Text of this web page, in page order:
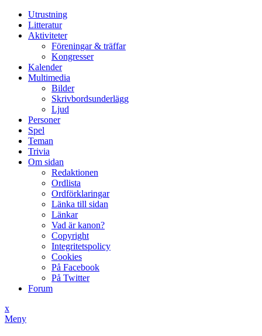
Utrustning
Litteratur
Aktiviteter
Föreningar & träffar
Kongresser
Kalender
Multimedia
Bilder
Skrivbordsunderlägg
Ljud
Personer
Spel
Teman
Trivia
Om sidan
Redaktionen
Ordlista
Ordförklaringar
Länka till sidan
Länkar
Vad är kanon?
Copyright
Integritetspolicy
Cookies
På Facebook
På Twitter
Forum
x
Meny